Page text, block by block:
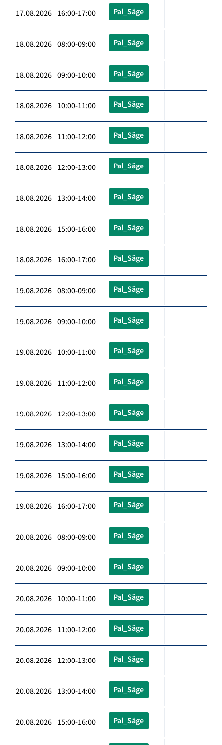
17.08.2026 16:00-17:00 Pal_Säge
18.08.2026 08:00-09:00 Pal_Säge
18.08.2026 09:00-10:00 Pal_Säge
18.08.2026 10:00-11:00 Pal_Säge
18.08.2026 11:00-12:00 Pal_Säge
18.08.2026 12:00-13:00 Pal_Säge
18.08.2026 13:00-14:00 Pal_Säge
18.08.2026 15:00-16:00 Pal_Säge
18.08.2026 16:00-17:00 Pal_Säge
19.08.2026 08:00-09:00 Pal_Säge
19.08.2026 09:00-10:00 Pal_Säge
19.08.2026 10:00-11:00 Pal_Säge
19.08.2026 11:00-12:00 Pal_Säge
19.08.2026 12:00-13:00 Pal_Säge
19.08.2026 13:00-14:00 Pal_Säge
19.08.2026 15:00-16:00 Pal_Säge
19.08.2026 16:00-17:00 Pal_Säge
20.08.2026 08:00-09:00 Pal_Säge
20.08.2026 09:00-10:00 Pal_Säge
20.08.2026 10:00-11:00 Pal_Säge
20.08.2026 11:00-12:00 Pal_Säge
20.08.2026 12:00-13:00 Pal_Säge
20.08.2026 13:00-14:00 Pal_Säge
20.08.2026 15:00-16:00 Pal_Säge